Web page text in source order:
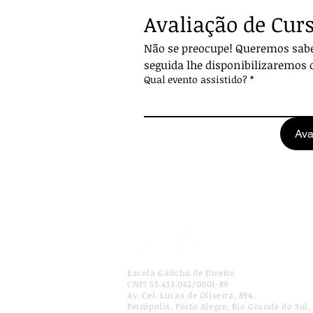
Avaliação de
Não se preocupe! Queremos
seguida lhe disponibilizaremos
Qual evento assistido? *
Escola Gaúcha de Direito
CNPJ 55.433.062/0001-89
Av. Cel. Lucas de Oliveira, 894.
Petrópolis. Porto Alegre, Rio Grande do